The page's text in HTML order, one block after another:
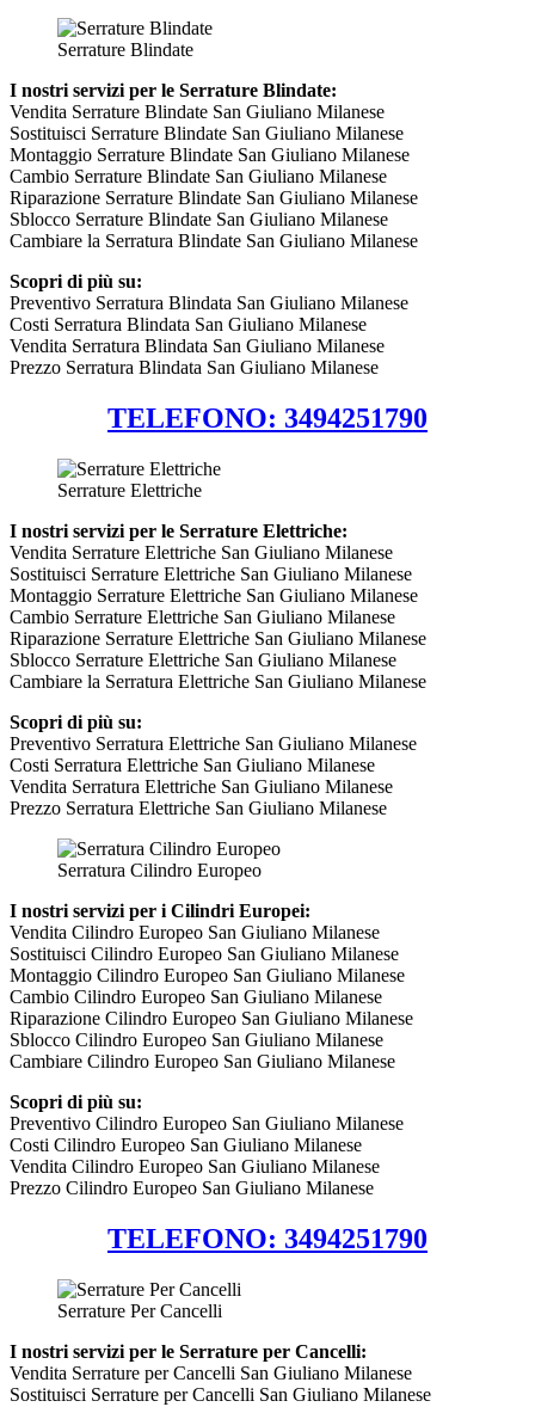
Serrature Blindate
I nostri servizi per le Serrature Blindate:
Vendita Serrature Blindate San Giuliano Milanese
Sostituisci Serrature Blindate San Giuliano Milanese
Montaggio Serrature Blindate San Giuliano Milanese
Cambio Serrature Blindate San Giuliano Milanese
Riparazione Serrature Blindate San Giuliano Milanese
Sblocco Serrature Blindate San Giuliano Milanese
Cambiare la Serratura Blindate San Giuliano Milanese
Scopri di più su:
Preventivo Serratura Blindata San Giuliano Milanese
Costi Serratura Blindata San Giuliano Milanese
Vendita Serratura Blindata San Giuliano Milanese
Prezzo Serratura Blindata San Giuliano Milanese
TELEFONO: 3494251790
Serrature Elettriche
I nostri servizi per le Serrature Elettriche:
Vendita Serrature Elettriche San Giuliano Milanese
Sostituisci Serrature Elettriche San Giuliano Milanese
Montaggio Serrature Elettriche San Giuliano Milanese
Cambio Serrature Elettriche San Giuliano Milanese
Riparazione Serrature Elettriche San Giuliano Milanese
Sblocco Serrature Elettriche San Giuliano Milanese
Cambiare la Serratura Elettriche San Giuliano Milanese
Scopri di più su:
Preventivo Serratura Elettriche San Giuliano Milanese
Costi Serratura Elettriche San Giuliano Milanese
Vendita Serratura Elettriche San Giuliano Milanese
Prezzo Serratura Elettriche San Giuliano Milanese
Serratura Cilindro Europeo
I nostri servizi per i Cilindri Europei:
Vendita Cilindro Europeo San Giuliano Milanese
Sostituisci Cilindro Europeo San Giuliano Milanese
Montaggio Cilindro Europeo San Giuliano Milanese
Cambio Cilindro Europeo San Giuliano Milanese
Riparazione Cilindro Europeo San Giuliano Milanese
Sblocco Cilindro Europeo San Giuliano Milanese
Cambiare Cilindro Europeo San Giuliano Milanese
Scopri di più su:
Preventivo Cilindro Europeo San Giuliano Milanese
Costi Cilindro Europeo San Giuliano Milanese
Vendita Cilindro Europeo San Giuliano Milanese
Prezzo Cilindro Europeo San Giuliano Milanese
TELEFONO: 3494251790
Serrature Per Cancelli
I nostri servizi per le Serrature per Cancelli:
Vendita Serrature per Cancelli San Giuliano Milanese
Sostituisci Serrature per Cancelli San Giuliano Milanese